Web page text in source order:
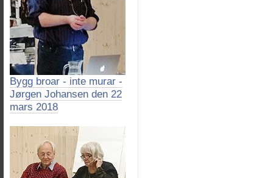
Bygg broar - inte murar -
Jørgen Johansen den 22
mars 2018